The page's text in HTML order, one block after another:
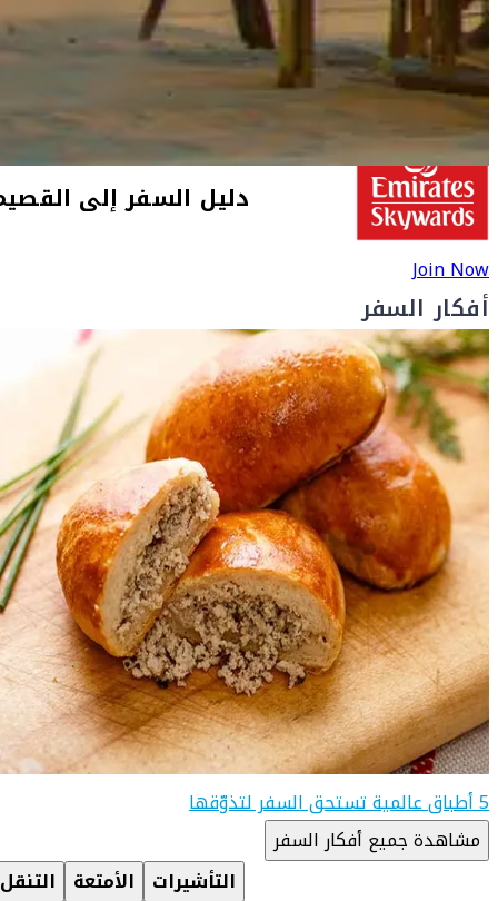
الرياض، في وسط شبه الجزيرة العربية. من هنا يمكنك استكشاف
المدن والمحافظات المجاورة بسهولة – حيث ستجتاز في طريقك
الكثبان الرملية، الإبل وأشجار النخيل.
Join Now
أفكار السفر
5 أطباق عالمية تستحق السفر لتذوّقها
مشاهدة جميع أفكار السفر
التنقل الأمتعة التأشيرات